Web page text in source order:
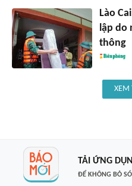
Lào
lập do
thông
XEM
TẢI ỨNG
ĐỂ KHÔNG BỎ